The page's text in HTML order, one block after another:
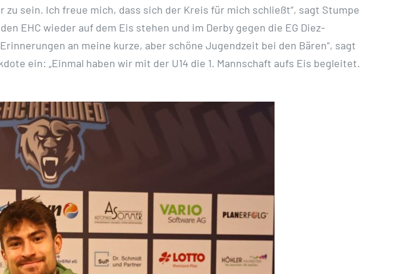
sein. Ich freue mich, dass sich der Kreis für mich schließt“, sagt Stumpe
EHC wieder auf dem Eis stehen und im Derby gegen die EG Diez-
an meine kurze, aber schöne Jugendzeit bei den Bären“, sagt
ein: „Einmal haben wir mit der U14 die 1. Mannschaft aufs Eis begleitet.